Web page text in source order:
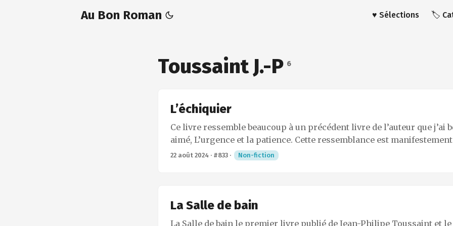
Au Bon Roman ♥️ Sélections 🏷️
Toussaint J.-P 6
L’échiquier
Ce livre ressemble beaucoup à un précédent livre de l’auteur que j’ai
aimé, L’urgence et la patience. Cette ressemblance est manifestement
l’impression, en m’immergeant dans ce livre, de retrouver mon
une sorte de plongée dans sa mémoire, comme on le fait au
22 août 2024 · #833 · Non-fiction
La Salle de bain
La Salle de bain le premier livre publié de Jean-Philipe Toussaint et